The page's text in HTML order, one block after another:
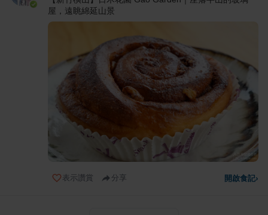
屋，遠眺綿延山景
表示讚賞 分享 開啟食記›